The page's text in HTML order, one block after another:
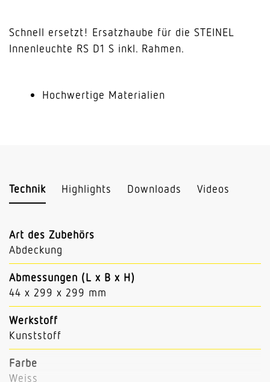
Schnell ersetzt! Ersatzhaube für die STEINEL
Innenleuchte RS D1 S inkl. Rahmen.
Hochwertige Materialien
Technik Highlights Downloads Videos
Art des Zubehörs
Abdeckung
Abmessungen (L x B x H)
44 x 299 x 299 mm
Werkstoff
Kunststoff
Farbe
Weiss